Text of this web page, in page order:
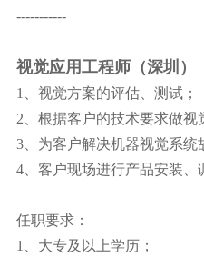
-----------
视觉应用工程师（深圳）
1、视觉方案的评估、测试；
2、根据客户的技术要求做视
3、为客户解决机器视觉系统
4、客户现场进行产品安装、
任职要求：
1、大专及以上学历；